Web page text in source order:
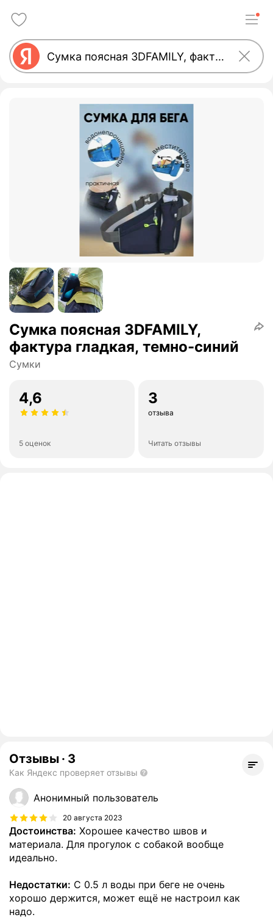
Сумка поясная 3DFAMILY,
фактура гладкая, темно-синий
Сумки
4,6
5 оценок
3
отзыва
Читать отзывы
Отзывы · 3
Как Яндекс проверяет отзывы
Анонимный пользователь
20 августа 2023
Достоинства: Хорошее качество швов и
материала. Для прогулок с собакой вообще
идеально.
Недостатки: С 0.5 л воды при беге не очень
хорошо держится, может ещё не настроил как
надо.